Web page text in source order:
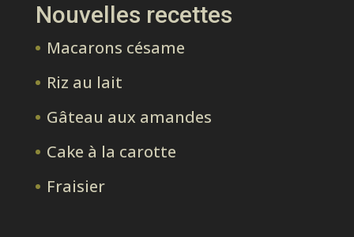
Nouvelles recettes
Macarons césame
Riz au lait
Gâteau aux amandes
Cake à la carotte
Fraisier